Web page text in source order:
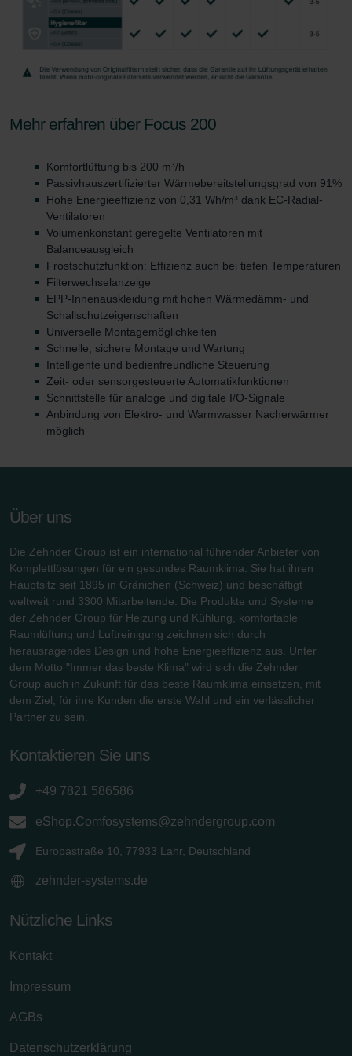
Limitet Şirketi: Web Sitesi Çerezleri
Zehnder Group Nederland bv: Privacyverklaringen
Zehnder Group Schweiz AG: Datenschutz
Zehnder Group UK Limited: Privacy Policy
Mehr erfahren über Focus 200
Komfortlüftung bis 200 m³/h
Passivhauszertifizierter Wärmebereitstellungsgrad von 91%
Hohe Energieeffizienz von 0,31 Wh/m³ dank EC-Radial-
Ventilatoren
Volumenkonstant geregelte Ventilatoren mit
Balanceausgleich
Frostschutzfunktion: Effizienz auch bei tiefen Temperaturen
Filterwechselanzeige
EPP-Innenauskleidung mit hohen Wärmedämm- und
Schallschutzeigenschaften
Universelle Montagemöglichkeiten
Schnelle, sichere Montage und Wartung
Intelligente und bedienfreundliche Steuerung
Zeit- oder sensorgesteuerte Automatikfunktionen
Schnittstelle für analoge und digitale I/O-Signale
Anbindung von Elektro- und Warmwasser Nacherwärmer
möglich
Über uns
Die Zehnder Group ist ein international führender Anbieter von
Komplettlösungen für ein gesundes Raumklima. Sie hat ihren
Hauptsitz seit 1895 in Gränichen (Schweiz) und beschäftigt
weltweit rund 3300 Mitarbeitende. Die Produkte und Systeme
der Zehnder Group für Heizung und Kühlung, komfortable
Raumlüftung und Luftreinigung zeichnen sich durch
herausragendes Design und hohe Energieeffizienz aus. Unter
dem Motto "Immer das beste Klima" wird sich die Zehnder
Group auch in Zukunft für das beste Raumklima einsetzen, mit
dem Ziel, für ihre Kunden die erste Wahl und ein verlässlicher
Partner zu sein.
Kontaktieren Sie uns
+49 7821 586586
eShop.Comfosystems@zehndergroup.com
Europastraße 10, 77933 Lahr, Deutschland
zehnder-systems.de
Nützliche Links
Kontakt
Impressum
AGBs
Datenschutzerklärung